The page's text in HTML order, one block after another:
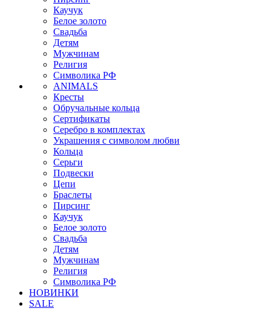
Каучук
Белое золото
Свадьба
Детям
Мужчинам
Религия
Символика РФ
ANIMALS
Кресты
Обручальные кольца
Сертификаты
Серебро в комплектах
Украшения с символом любви
Кольца
Серьги
Подвески
Цепи
Браслеты
Пирсинг
Каучук
Белое золото
Свадьба
Детям
Мужчинам
Религия
Символика РФ
НОВИНКИ
SALE